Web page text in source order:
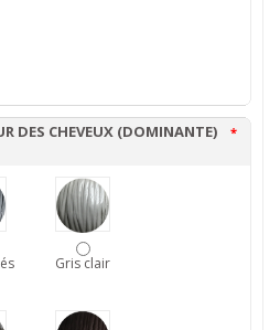
DES CHEVEUX (DOMINANTE) *
Gris clair